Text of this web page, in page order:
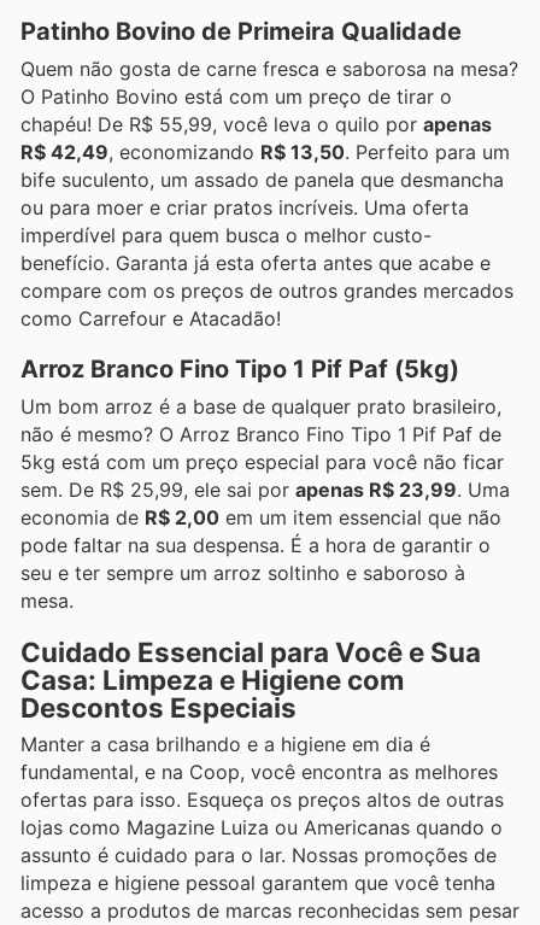
Patinho Bovino de Primeira Qualidade
Quem não gosta de carne fresca e saborosa na mesa?
O Patinho Bovino está com um preço de tirar o
chapéu! De R$ 55,99, você leva o quilo por apenas
R$ 42,49, economizando R$ 13,50. Perfeito para um
bife suculento, um assado de panela que desmancha
ou para moer e criar pratos incríveis. Uma oferta
imperdível para quem busca o melhor custo-
benefício. Garanta já esta oferta antes que acabe e
compare com os preços de outros grandes mercados
como Carrefour e Atacadão!
Arroz Branco Fino Tipo 1 Pif Paf (5kg)
Um bom arroz é a base de qualquer prato brasileiro,
não é mesmo? O Arroz Branco Fino Tipo 1 Pif Paf de
5kg está com um preço especial para você não ficar
sem. De R$ 25,99, ele sai por apenas R$ 23,99. Uma
economia de R$ 2,00 em um item essencial que não
pode faltar na sua despensa. É a hora de garantir o
seu e ter sempre um arroz soltinho e saboroso à
mesa.
Cuidado Essencial para Você e Sua
Casa: Limpeza e Higiene com
Descontos Especiais
Manter a casa brilhando e a higiene em dia é
fundamental, e na Coop, você encontra as melhores
ofertas para isso. Esqueça os preços altos de outras
lojas como Magazine Luiza ou Americanas quando o
assunto é cuidado para o lar. Nossas promoções de
limpeza e higiene pessoal garantem que você tenha
acesso a produtos de marcas reconhecidas sem pesar